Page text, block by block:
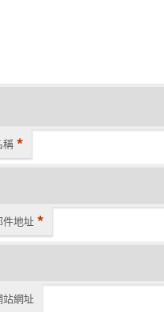
稱 *
件地址 *
站網址